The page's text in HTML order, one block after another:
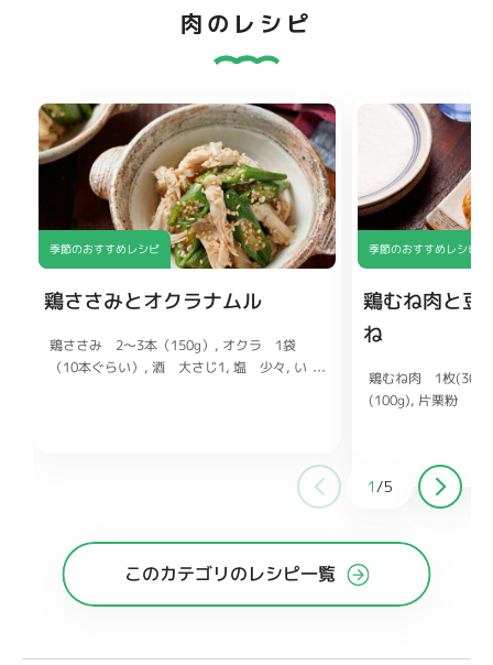
肉のレシピ
季節のおすすめレシピ
鶏ささみとオクラナムル
鶏ささみ 2〜3本（150g） オクラ 1袋
（10本ぐらい） 酒 大さじ1 塩 少々 い
季節のおすすめレシピ
鶏むね肉と豆
ね
鶏むね肉 1枚
(100g) 片栗粉 大
酒 大さじ
糖 大さじ1 オイ
1/5
このカテゴリのレシピ一覧